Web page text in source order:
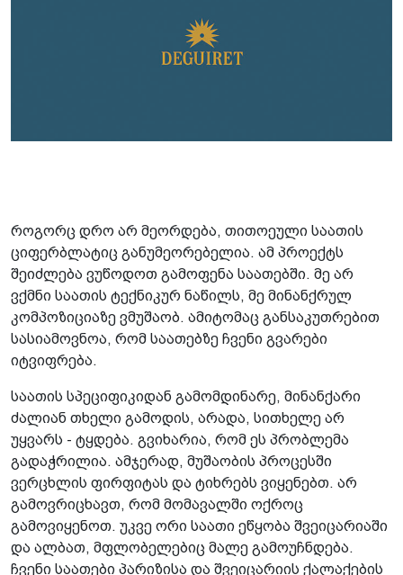
როგორც დრო არ მეორდება, თითოეული საათის
ციფერბლატიც განუმეორებელია. ამ პროექტს
შეიძლება ვუწოდოთ გამოფენა საათებში. მე არ
ვქმნი საათის ტექნიკურ ნაწილს, მე მინანქრულ
კომპოზიციაზე ვმუშაობ. ამიტომაც განსაკუთრებით
სასიამოვნოა, რომ საათებზე ჩვენი გვარები
იტვიფრება.
საათის სპეციფიკიდან გამომდინარე, მინანქარი
ძალიან თხელი გამოდის, არადა, სითხელე არ
უყვარს - ტყდება. გვიხარია, რომ ეს პრობლემა
გადაჭრილია. ამჯერად, მუშაობის პროცესში
ვერცხლის ფირფიტას და ტიხრებს ვიყენებთ. არ
გამოვრიცხავთ, რომ მომავალში ოქროც
გამოვიყენოთ. უკვე ორი საათი ეწყობა შვეიცარიაში
და ალბათ, მფლობელებიც მალე გამოუჩნდება.
ჩვენი საათები პარიზისა და შვეიცარიის ქალაქების